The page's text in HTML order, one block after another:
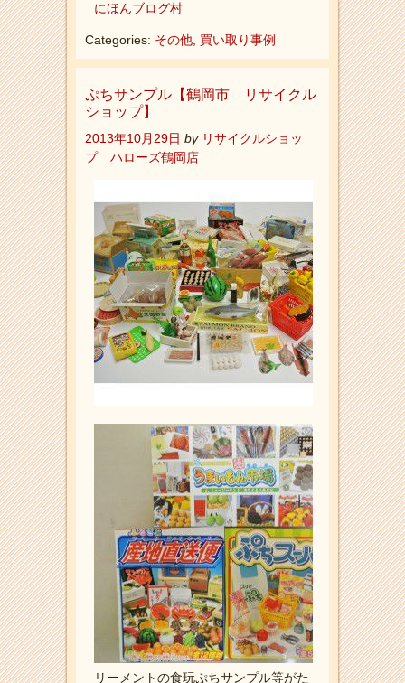
にほんブログ村
Categories: その他 買い取り事例
ぷちサンプル【鶴岡市 リサイクル
ショップ】
2013年10月29日 by リサイクルショッ
プ ハローズ鶴岡店
リーメントの食玩ぷちサンプル等がた